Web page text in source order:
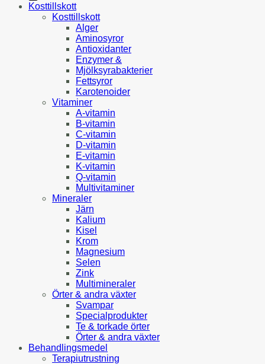
Kosttillskott
Kosttillskott
Alger
Aminosyror
Antioxidanter
Enzymer &
Mjölksyrabakterier
Fettsyror
Karotenoider
Vitaminer
A-vitamin
B-vitamin
C-vitamin
D-vitamin
E-vitamin
K-vitamin
Q-vitamin
Multivitaminer
Mineraler
Järn
Kalium
Kisel
Krom
Magnesium
Selen
Zink
Multimineraler
Örter & andra växter
Svampar
Specialprodukter
Te & torkade örter
Örter & andra växter
Behandlingsmedel
Terapiutrustning